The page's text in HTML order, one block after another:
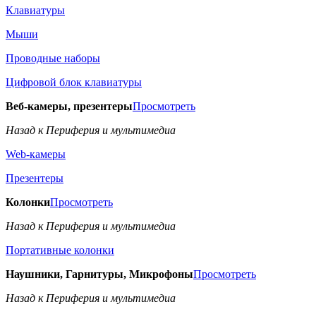
Клавиатуры
Мыши
Проводные наборы
Цифровой блок клавиатуры
Веб-камеры, презентерыПросмотреть
Назад к Периферия и мультимедиа
Web-камеры
Презентеры
КолонкиПросмотреть
Назад к Периферия и мультимедиа
Портативные колонки
Наушники, Гарнитуры, МикрофоныПросмотреть
Назад к Периферия и мультимедиа